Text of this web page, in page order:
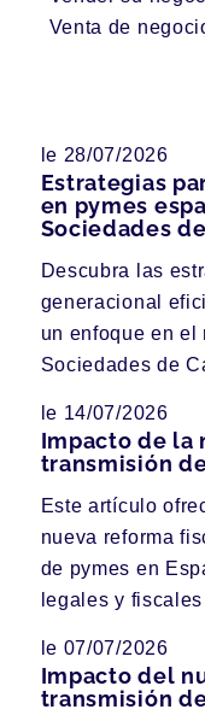
Venta de
le 28/07/2026
Estrategias
en pymes
Sociedades
Descubra las
generacional
un enfoque en
Sociedades de
le 14/07/2026
Impacto de la
transmisión
Este artículo
nueva reforma
de pymes en
legales y fiscales
le 07/07/2026
Impacto del
transmisión